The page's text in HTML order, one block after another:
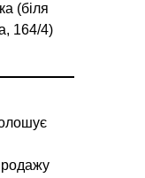
(біля
164/4)